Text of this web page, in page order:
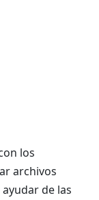
los
archivos
de las